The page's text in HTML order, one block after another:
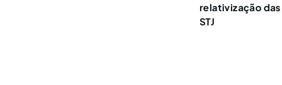
relativização das
STJ